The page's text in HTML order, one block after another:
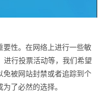
要性。在网络上进行一些敏
进行投票活动等，我们希望
免被网站封禁或者追踪到个
了必然的选择。